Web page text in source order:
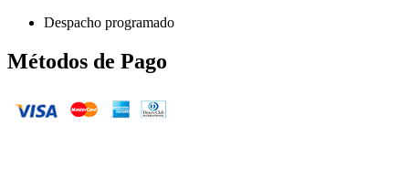
Despacho programado
Métodos de Pago